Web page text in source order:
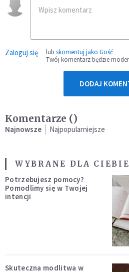
Zaloguj się lub skomentuj jako Gość
Twój komentarz będzie
DODAJ
Komentarze ()
Najnowsze Najpopularniejsze
WYBRANE DLA CIEBIE
Potrzebujesz pomocy?
Pomodlimy się w Twojej
intencji
Skuteczna modlitwa w